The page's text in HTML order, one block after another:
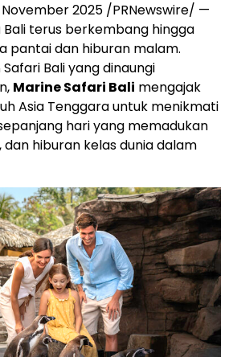
2025 /PRNewswire/ —
Bali terus berkembang hingga
pantai dan hiburan malam.
Bali yang dinaungi
Marine Safari Bali mengajak
Asia Tenggarauntuk menikmati
hari yang memadukan
dan hiburan kelas dunia dalam